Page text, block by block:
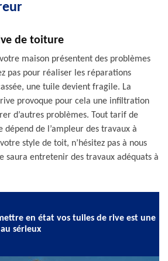
de toiture
maison présentent des problèmes
pas pour réaliser les réparations
une tuile devient fragile. La
provoque pour cela une infiltration
d’autres problèmes. Tout tarif de
de l’ampleur des travaux à
style de toit, n’hésitez pas à nous
saura entretenir des travaux adéquats à
en état vos tuiles de rive est une
sérieux